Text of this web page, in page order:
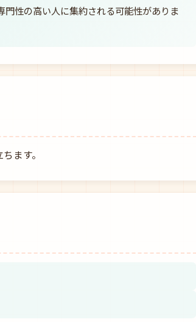
門性の高い人に集約される可能性がありま
ます。